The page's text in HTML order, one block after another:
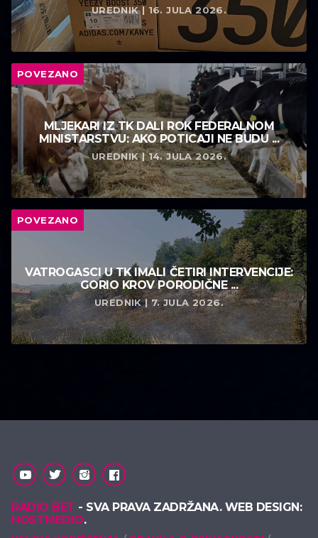
UREDNIK | 16. JULA 2026.
POVEZANO
MLJEKARI IZ TK DALI ROK FEDERALNOM
MINISTARSTVU: AKO POTICAJI NE BUDU ...
UREDNIK | 14. JULA 2026.
POVEZANO
VATROGASCI U TK IMALI ČETIRI INTERVENCIJE:
GORIO KROV PORODIČNE ...
UREDNIK | 7. JULA 2026.
RADIO BET - SVA PRAVA ZADRŽANA. WEB DESIGN:
HOSTMEDIO.